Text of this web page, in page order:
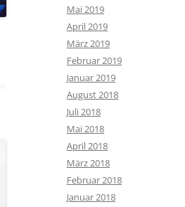
Mai 2019
April 2019
März 2019
Februar 2019
Januar 2019
August 2018
Juli 2018
Mai 2018
April 2018
März 2018
Februar 2018
Januar 2018